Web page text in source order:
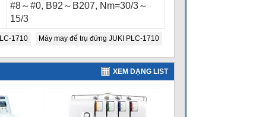
#8～#0, B92～B207, Nm=30/3～
15/3
1710 Máy may đế trụ đứng JUKI PLC-1710
XEM DẠNG LIST